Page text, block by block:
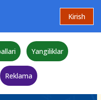
Kirish
Yangiliklar
Reklama